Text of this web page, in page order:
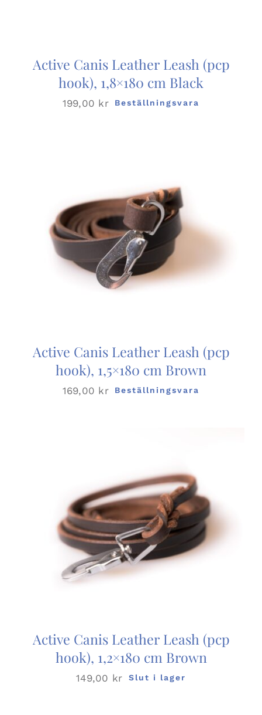
Active Canis Leather Leash (pcp
hook), 1,8×180 cm Black
199,00 kr Beställningsvara
Active Canis Leather Leash (pcp
hook), 1,5×180 cm Brown
169,00 kr Beställningsvara
Active Canis Leather Leash (pcp
hook), 1,2×180 cm Brown
149,00 kr Slut i lager